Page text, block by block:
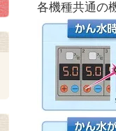
各機種共通の